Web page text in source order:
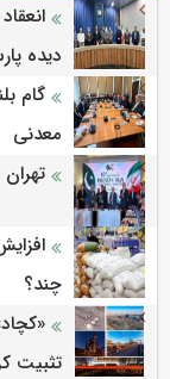
دیده
گام
معدنی
چند؟
تثبیت